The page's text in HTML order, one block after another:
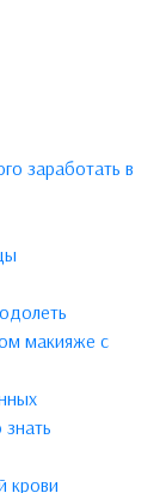
заработать в
макияже с
крови